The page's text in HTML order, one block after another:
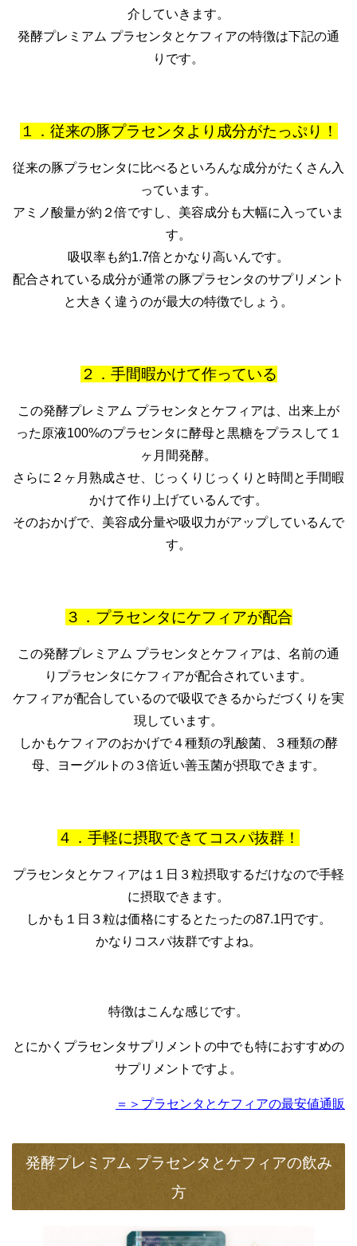
介していきます。
発酵プレミアム プラセンタとケフィアの特徴は下記の通
りです。
１．従来の豚プラセンタより成分がたっぷり！
従来の豚プラセンタに比べるといろんな成分がたくさん入
っています。
アミノ酸量が約２倍ですし、美容成分も大幅に入っていま
す。
吸収率も約1.7倍とかなり高いんです。
配合されている成分が通常の豚プラセンタのサプリメント
と大きく違うのが最大の特徴でしょう。
２．手間暇かけて作っている
この発酵プレミアム プラセンタとケフィアは、出来上が
った原液100%のプラセンタに酵母と黒糖をプラスして１
ヶ月間発酵。
さらに２ヶ月熟成させ、じっくりじっくりと時間と手間暇
かけて作り上げているんです。
そのおかげで、美容成分量や吸収力がアップしているんで
す。
３．プラセンタにケフィアが配合
この発酵プレミアム プラセンタとケフィアは、名前の通
りプラセンタにケフィアが配合されています。
ケフィアが配合しているので吸収できるからだづくりを実
現しています。
しかもケフィアのおかげで４種類の乳酸菌、３種類の酵
母、ヨーグルトの３倍近い善玉菌が摂取できます。
４．手軽に摂取できてコスパ抜群！
プラセンタとケフィアは１日３粒摂取するだけなので手軽
に摂取できます。
しかも１日３粒は価格にするとたったの87.1円です。
かなりコスパ抜群ですよね。
特徴はこんな感じです。
とにかくプラセンタサプリメントの中でも特におすすめの
サプリメントですよ。
＝＞プラセンタとケフィアの最安値通販
発酵プレミアム プラセンタとケフィアの飲み
方